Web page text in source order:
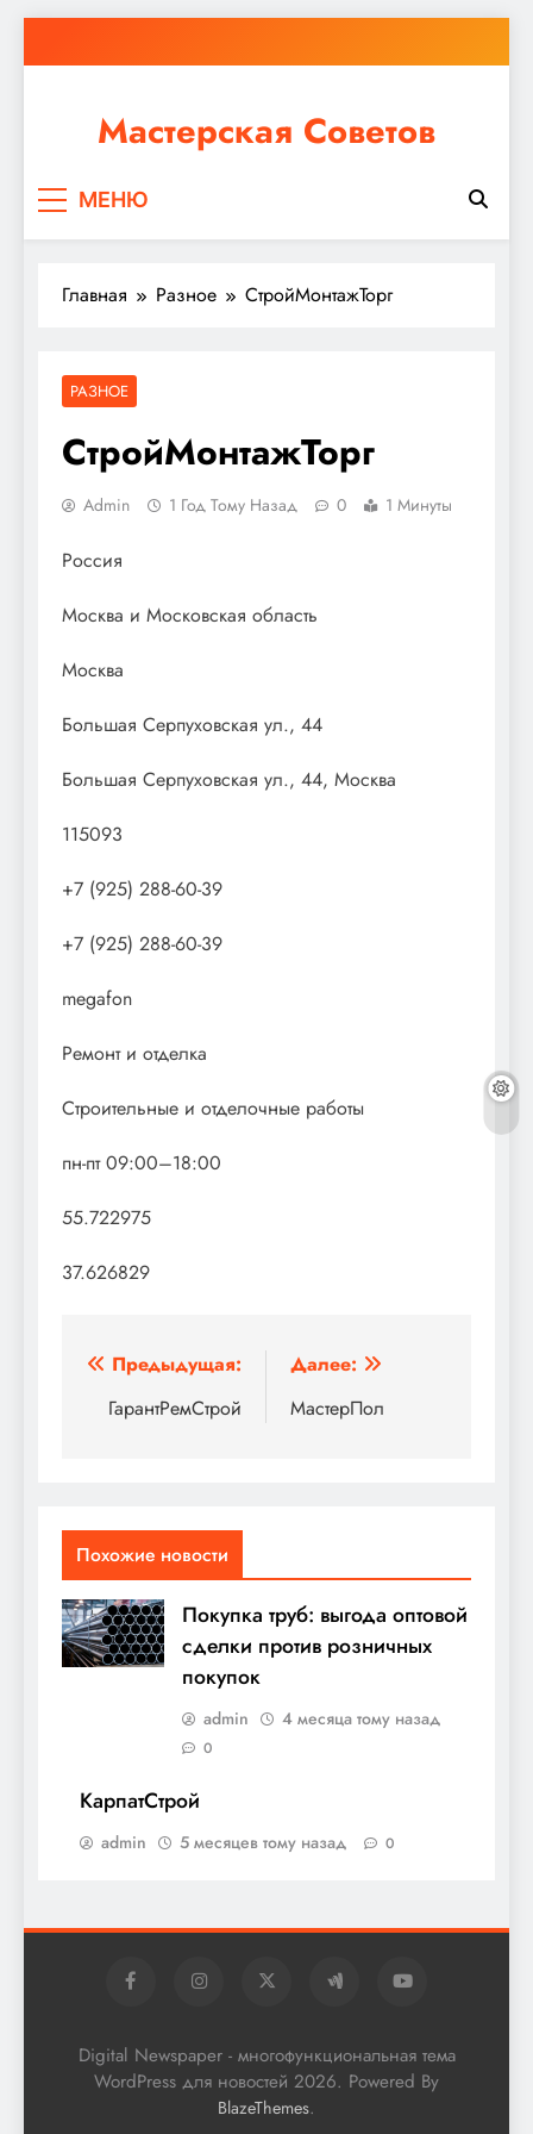
к
Мастерская Советов
ремонт или крупное строительство, в Мастерской
МЕНЮ
Главная Разное СтройМонтажТорг
РАЗНОЕ
СтройМонтажТорг
Admin 1 Год Тому Назад 0 1 Минуты
Россия
Москва и Московская область
Москва
Большая Серпуховская ул., 44
Большая Серпуховская ул., 44, Москва
115093
+7 (925) 288-60-39
+7 (925) 288-60-39
megafon
Ремонт и отделка
Строительные и отделочные работы
пн-пт 09:00–18:00
55.722975
37.626829
Навигация
по
Предыдущая:
ГарантРемСтрой
Далее:
МастерПол
Похожие новости
Покупка труб: выгода оптовой
сделки против розничных
покупок
admin 4 месяца тому назад
0
КарпатСтрой
admin 5 месяцев тому назад 0
Digital Newspaper - многофункциональная тема
WordPress для новостей 2026. Powered By
BlazeThemes.